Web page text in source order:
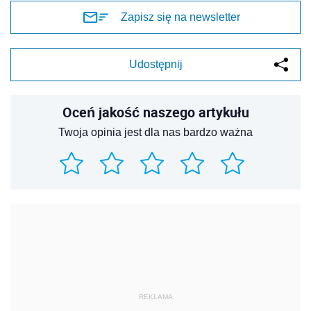
Zapisz się na newsletter
Udostępnij
Oceń jakość naszego artykułu
Twoja opinia jest dla nas bardzo ważna
REKLAMA